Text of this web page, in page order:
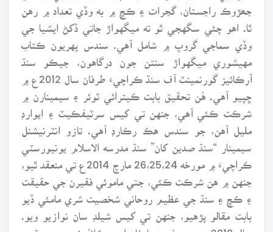
جھڙوڪ راجستان، گجرات ۽ ڪڇ ۾ به وڏي تعداد ۾ رهن
ٿا. اهو چئي سگهجي ٿو ته ميگهواڙ جاتي ڏکڻ ايشيا جي
وڏي سماجي گروپ ۾ شامل آهي. سندس پهريون ڪتاب
مهيشوري ميگهواڙ سنتن جون درگاهون، جيڪو سنڌ
ڇپيو آهي. هُن تحقيق بابت ڪيترائي ٽوئر ۽ سيمينارن ۾
شرڪت ڪئي آهي، جنهن تي کيس سرٽيفڪيٽ ۽ ايوارڊ
مليل آهن، جو سندس هڪ رڪارڊ آهي. تازو انٽرنيشنل
سيمينار “سنڌ صدين کان” سنڌ مدرسه الاسلام يونيورسٽي
ڪراچيءَ ۾ مورخه 26،25،24 مارچ 2014ع تي منعقد ٿيو،
جنهن ۾ هن شرڪت ڪئي، جتي ماموئي فقيرن جي حقيقت
۽ ڪڇ ۽ سنڌ جي عظيم روحاني شخصيت شري مامئي ڏيو
بابت مقالو پڙهيو، جنهن تي کيس شيلڊ سان نوازيو ويو.
سال 2010ع ۾ صوفي دريا خان ادبي ڪانفرنس جي موقعي